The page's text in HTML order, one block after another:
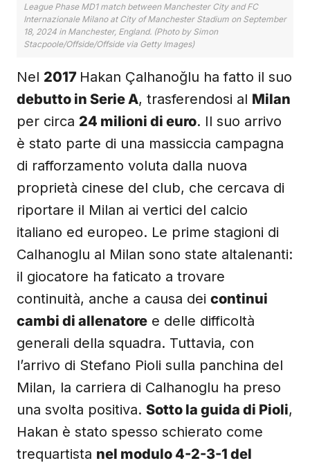
League Phase MD1 match between Manchester City and FC
Internazionale Milano at City of Manchester Stadium on September
18, 2024 in Manchester, England. (Photo by Simon
Stacpoole/Offside/Offside via Getty Images)
Nel 2017 Hakan Çalhanoğlu ha fatto il suo
debutto in Serie A, trasferendosi al Milan
per circa 24 milioni di euro. Il suo arrivo
è stato parte di una massiccia campagna
di rafforzamento voluta dalla nuova
proprietà cinese del club, che cercava di
riportare il Milan ai vertici del calcio
italiano ed europeo. Le prime stagioni di
Calhanoglu al Milan sono state altalenanti:
il giocatore ha faticato a trovare
continuità, anche a causa dei continui
cambi di allenatore e delle difficoltà
generali della squadra. Tuttavia, con
l’arrivo di Stefano Pioli sulla panchina del
Milan, la carriera di Calhanoglu ha preso
una svolta positiva. Sotto la guida di Pioli,
Hakan è stato spesso schierato come
trequartista nel modulo 4-2-3-1 del